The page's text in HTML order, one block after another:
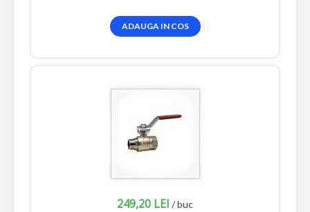
ADAUGA IN COS
249,20 LEI / buc